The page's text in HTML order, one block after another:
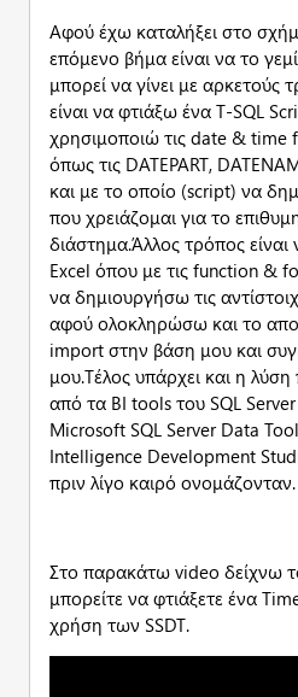
Αφού έχω καταλήξει στο
επόμενο βήμα είναι να το
μπορεί να γίνει με αρκετούς
είναι να φτιάξω ένα T-SQL
χρησιμοποιώ τις date & time
όπως τις DATEPART,
και με το οποίο (script) να
που χρειάζομαι για το
διάστημα.Άλλος τρόπος
Excel όπου με τις function &
να δημιουργήσω τις
αφού ολοκληρώσω και το
import στην βάση μου και
μου.Τέλος υπάρχει και η
από τα ΒΙ tools του SQL
Microsoft SQL Server Data
Intelligence Development
πριν λίγο καιρό ονομάζονταν.
Στο παρακάτω video δείχνω
μπορείτε να φτιάξετε ένα
χρήση των SSDT.